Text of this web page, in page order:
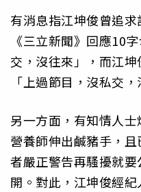
有消息指江坤俊曾追
《三立新聞》回應10
交，沒往來」，而江坤
「上過節目，沒私交
另一方面，有知情人
營養師伸出鹹豬手，
者嚴正警告再騷擾就
開。對此，江坤俊經